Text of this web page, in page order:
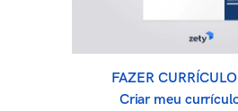
FAZER
Criar meu